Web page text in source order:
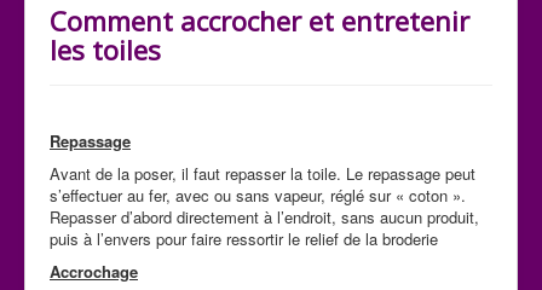
Comment accrocher et entretenir
les toiles
Repassage
Avant de la poser, il faut repasser la toile. Le repassage peut
s’effectuer au fer, avec ou sans vapeur, réglé sur « coton ».
Repasser d’abord directement à l’endroit, sans aucun produit,
puis à l’envers pour faire ressortir le relief de la broderie
Accrochage